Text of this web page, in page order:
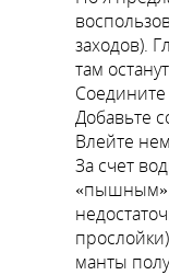
заходов).
там
Соедините
Добавьте
Влейте
За счет
манты